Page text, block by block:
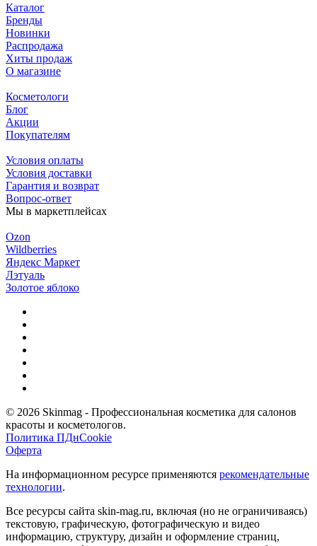
Каталог
Бренды
Новинки
Распродажа
Хиты продаж
О магазине
Косметологи
Блог
Акции
Покупателям
Условия оплаты
Условия доставки
Гарантия и возврат
Вопрос-ответ
Мы в маркетплейсах
Ozon
Wildberries
Яндекс Маркет
Лэтуаль
Золотое яблоко
© 2026 Skinmag - Профессиональная косметика для салонов
красоты и косметологов.
Политика ПДнCookie
Оферта
На информационном ресурсе применяются рекомендательные
технологии.
Все ресурсы сайта skin-mag.ru, включая (но не ограничиваясь)
текстовую, графическую, фотографическую и видео
информацию, структуру, дизайн и оформление страниц,